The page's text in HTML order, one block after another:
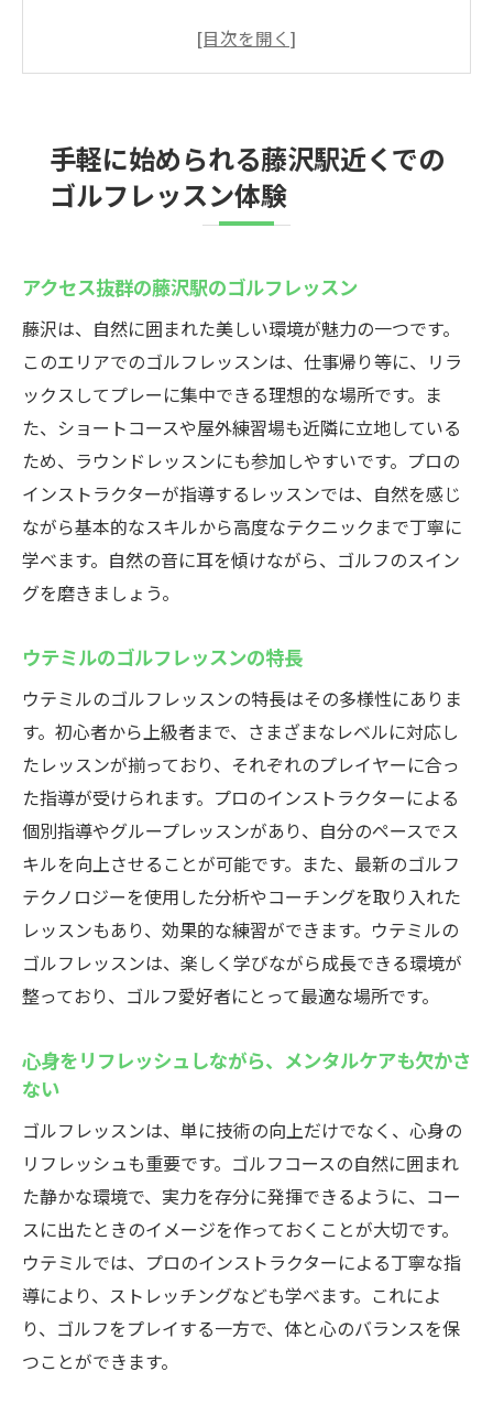
ウテミルのゴルフレッスンの特長
楽しめる
藤沢でのリラックスしたゴルフレッスン
藤沢駅近くでプロのインストラクターによるゴ
プロのインストラクターによる個別指導
効率的なゴルフレッスン
プロの技を学ぶゴルフレッスン
初心者から上級者まで対応するレッスン
プロのアドバイスでスキルアップ
インストラクターの豊富な経験を活かした
レッスン
初心者でも安心して参加できる藤沢のゴルフレ
初心者向けの基本スキルレッスン
安心して学べるゴルフ教室
初心者歓迎のフレンドリーなレッスン
初めてでも楽しめるゴルフ体験
ウテミル藤沢の若手ゴルファー支援プログ
ラム
初心者がステップアップできるレッスン構
成
ウテミルで学ぶ高度なゴルフテクニックとリラ
ックスの共演
リラックスしながらスキルアップ
テクニックとリラクゼーションの両立
高度なゴルフ技術の習得
リラックスした環境での高度なゴルフレッ
スン
自然に囲まれた湘南エリアでの優雅なゴルフレ
ッスンの魅力
自然の中での優雅なゴルフ体験
手軽に始められる藤沢駅近くでの
ゴルフレッスン体験
アクセス抜群の藤沢駅のゴルフレッスン
藤沢は、自然に囲まれた美しい環境が魅力の一つです。
このエリアでのゴルフレッスンは、仕事帰り等に、リラ
ックスしてプレーに集中できる理想的な場所です。ま
た、ショートコースや屋外練習場も近隣に立地している
ため、ラウンドレッスンにも参加しやすいです。プロの
インストラクターが指導するレッスンでは、自然を感じ
ながら基本的なスキルから高度なテクニックまで丁寧に
学べます。自然の音に耳を傾けながら、ゴルフのスイン
グを磨きましょう。
ウテミルのゴルフレッスンの特長
ウテミルのゴルフレッスンの特長はその多様性にありま
す。初心者から上級者まで、さまざまなレベルに対応し
たレッスンが揃っており、それぞれのプレイヤーに合っ
た指導が受けられます。プロのインストラクターによる
個別指導やグループレッスンがあり、自分のペースでス
キルを向上させることが可能です。また、最新のゴルフ
テクノロジーを使用した分析やコーチングを取り入れた
レッスンもあり、効果的な練習ができます。ウテミルの
ゴルフレッスンは、楽しく学びながら成長できる環境が
整っており、ゴルフ愛好者にとって最適な場所です。
心身をリフレッシュしながら、メンタルケアも欠かさ
ない
ゴルフレッスンは、単に技術の向上だけでなく、心身の
リフレッシュも重要です。ゴルフコースの自然に囲まれ
た静かな環境で、実力を存分に発揮できるように、コー
スに出たときのイメージを作っておくことが大切です。
ウテミルでは、プロのインストラクターによる丁寧な指
導により、ストレッチングなども学べます。これによ
り、ゴルフをプレイする一方で、体と心のバランスを保
つことができます。